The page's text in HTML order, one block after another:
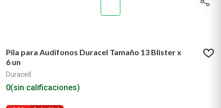
Pila para Audífonos Duracel Tamaño 13 Blister x
6 un
Duracell
0(sin calificaciones)
get the look
8 .protector solar
9.serum elvive
10
nyx